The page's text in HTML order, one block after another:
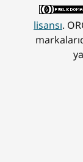
lisansı.